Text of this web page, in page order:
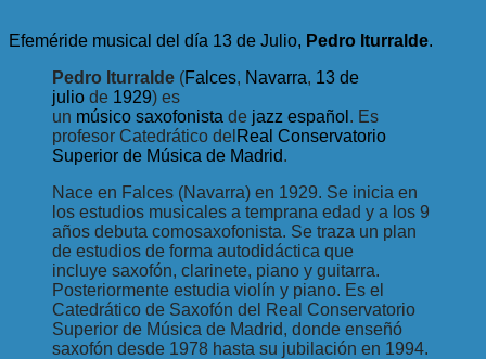
Efeméride musical del día 13 de Julio, Pedro Iturralde.
Pedro Iturralde (Falces, Navarra, 13 de
julio de 1929) es
un músico saxofonista de jazz español . Es
profesor Catedrático del Real Conservatorio
Superior de Música de Madrid.
Nace en Falces (Navarra) en 1929. Se inicia en
los estudios musicales a temprana edad y a los 9
años debuta comosaxofonista. Se traza un plan
de estudios de forma autodidáctica que
incluye saxofón, clarinete, piano y guitarra.
Posteriormente estudia violín y piano. Es el
Catedrático de Saxofón del Real Conservatorio
Superior de Música de Madrid, donde enseñó
saxofón desde 1978 hasta su jubilación en 1994.